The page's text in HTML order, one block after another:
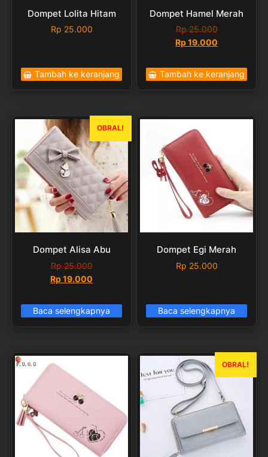
Dompet Lolita Hitam
Rp 25.000
Tambah ke keranjang
Dompet Hamel Merah
Rp25.000
Harga
adalah:
Rp 25.000.
Rp19.000
Harga
ini
adalah:
Tambah ke keranjang
OBRAL!
Dompet Alisa Abu
Rp25.000
Harga
adalah:
Rp 25.000.
Rp19.000
Harga
ini
adalah:
Baca selengkapnya
Dompet Egi Merah
Rp 25.000
Baca selengkapnya
OBRAL!